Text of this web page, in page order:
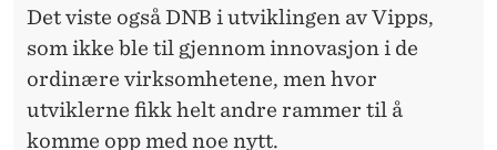
Det viste også DNB i utviklingen av Vipps,
som ikke ble til gjennom innovasjon i de
ordinære virksomhetene, men hvor
utviklerne fikk helt andre rammer til å
komme opp med noe nytt.